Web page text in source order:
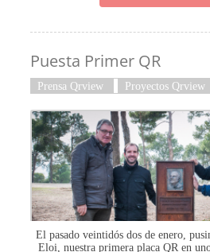
Puesta Primer QR
Prensa Qrview Proyectos Qrview
El pasado veintidós dos de enero,
Eloi, nuestra primera placa QR en